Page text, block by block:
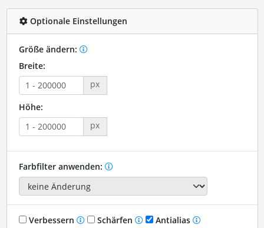
Optionale Einstellungen
Größe ändern:
Breite:
px
Höhe:
px
Farbfilter anwenden:
Verbessern Schärfen
Antialias